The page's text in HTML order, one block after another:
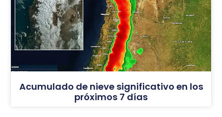
Acumulado de nieve significativo en los
próximos 7 días